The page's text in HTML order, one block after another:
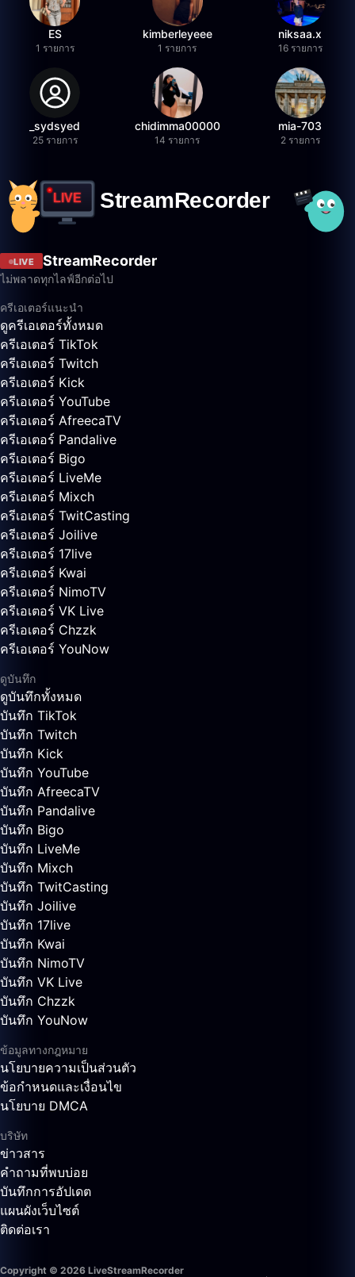
ES
1 รายการ
kimberleyeee
1 รายการ
niksaa.x
16 รายการ
_sydsyed
25 รายการ
chidimma00000
14 รายการ
mia-703
2 รายการ
LIVE StreamRecorder
ไม่พลาดทุกไลฟ์อีกต่อไป
ครีเอเตอร์แนะนำ
ดูครีเอเตอร์ทั้งหมด
ครีเอเตอร์ TikTok
ครีเอเตอร์ Twitch
ครีเอเตอร์ Kick
ครีเอเตอร์ YouTube
ครีเอเตอร์ AfreecaTV
ครีเอเตอร์ Pandalive
ครีเอเตอร์ Bigo
ครีเอเตอร์ LiveMe
ครีเอเตอร์ Mixch
ครีเอเตอร์ TwitCasting
ครีเอเตอร์ Joilive
ครีเอเตอร์ 17live
ครีเอเตอร์ Kwai
ครีเอเตอร์ NimoTV
ครีเอเตอร์ VK Live
ครีเอเตอร์ Chzzk
ครีเอเตอร์ YouNow
ดูบันทึก
ดูบันทึกทั้งหมด
บันทึก TikTok
บันทึก Twitch
บันทึก Kick
บันทึก YouTube
บันทึก AfreecaTV
บันทึก Pandalive
บันทึก Bigo
บันทึก LiveMe
บันทึก Mixch
บันทึก TwitCasting
บันทึก Joilive
บันทึก 17live
บันทึก Kwai
บันทึก NimoTV
บันทึก VK Live
บันทึก Chzzk
บันทึก YouNow
ข้อมูลทางกฎหมาย
นโยบายความเป็นส่วนตัว
ข้อกำหนดและเงื่อนไข
นโยบาย DMCA
บริษัท
ข่าวสาร
คำถามที่พบบ่อย
บันทึกการอัปเดต
แผนผังเว็บไซต์
ติดต่อเรา
Copyright © 2026 LiveStreamRecorder